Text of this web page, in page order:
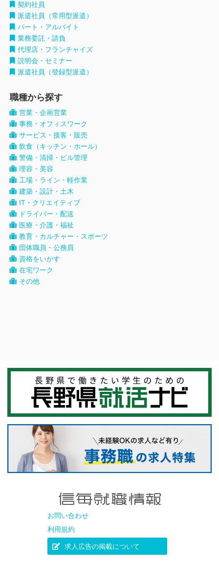
契約社員
派遣社員（常用型派遣）
パート・アルバイト
業務委託・請負
代理店・フランチャイズ
説明会・セミナー
派遣社員（登録型派遣）
職種から探す
営業・企画営業
事務・オフィスワーク
サービス・接客・販売
飲食（キッチン・ホール）
警備・清掃・ビル管理
理容・美容
工場・ライン・軽作業
建築・設計・土木
IT・クリエイティブ
ドライバー・配送
医療・介護・福祉
教育・カルチャー・スポーツ
団体職員・公務員
資格をいかす
在宅ワーク
その他
お問い合わせ
利用規約
求人広告の掲載について